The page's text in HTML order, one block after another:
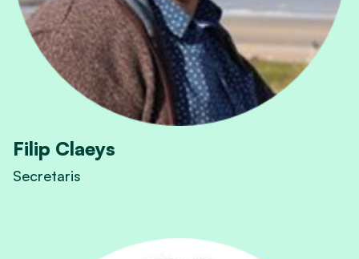
Filip Claeys
Secretaris